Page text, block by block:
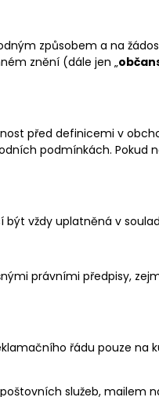
způsobem a na
znění (dále jen „
před definicemi v
podmínkách. Pokud
být vždy uplatněná v
právními předpisy,
řádu pouze na
služeb, mailem